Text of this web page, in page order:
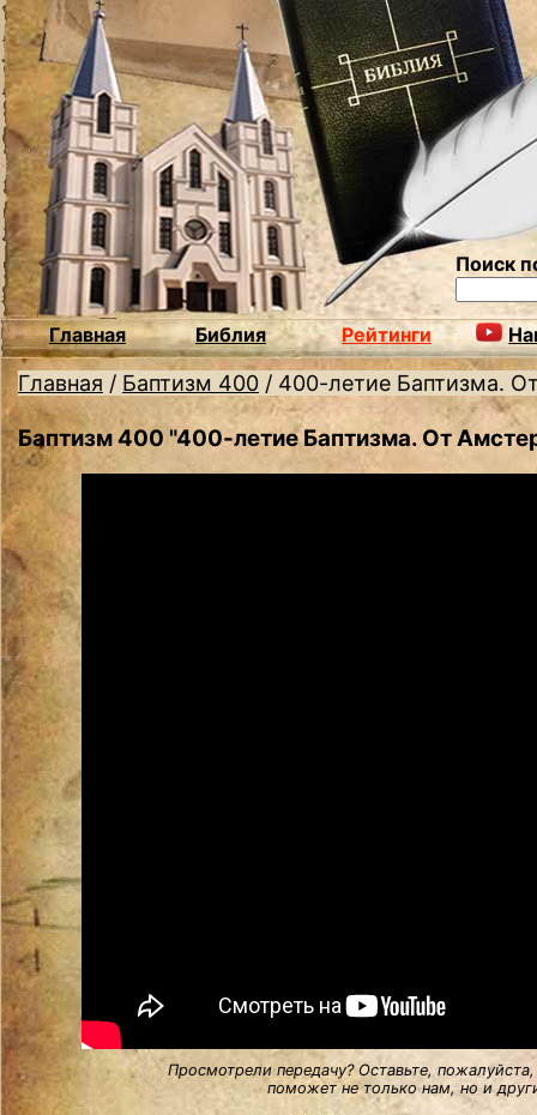
Поиск
Главная Библия Рейтинги
Главная / Баптизм 400 / 400-летие Баптизма.
Баптизм 400 "400-летие Баптизма. От
Просмотрели передачу? Оставьте,
поможет не только нам, но и